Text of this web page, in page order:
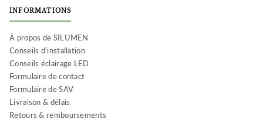
INFORMATIONS
À propos de SILUMEN
Conseils d'installation
Conseils éclairage LED
Formulaire de contact
Formulaire de SAV
Livraison & délais
Retours & remboursements